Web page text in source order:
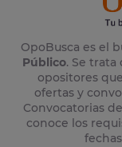
OpoBusca es el
Público. Se trata
opositores
ofertas y
Convocatorias
conoce los